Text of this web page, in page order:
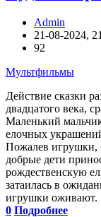
Admin
21-08-2024,
92
Мультфильмы
Действие сказки
двадцатого века,
Маленький
елочных
Пожалев игрушки,
добрые дети
рождественскую
затаилась в
игрушки оживают.
0 Подробнее